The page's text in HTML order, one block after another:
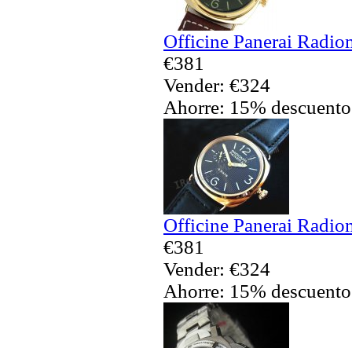
Officine Panerai
€381
Vender: €324
Ahorre: 15% descuento
Officine Panerai
€381
Vender: €324
Ahorre: 15% descuento